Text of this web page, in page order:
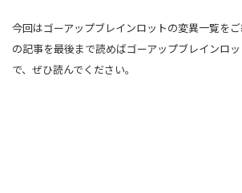
今回はゴーアップブレインロットの変異一覧を
の記事を最後まで読めばゴーアップブレインロ
で、ぜひ読んでください。